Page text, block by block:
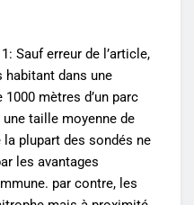
Sauf erreur de l’article,
dans une
mètres d’un parc
taille moyenne de
la plupart des sondés ne
les avantages
par contre, les